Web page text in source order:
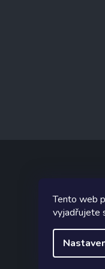
Tento web
vyjadřujete